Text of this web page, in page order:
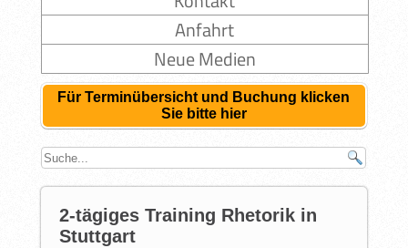
Anfahrt
Neue Medien
Für Terminübersicht und Buchung klicken
Sie bitte hier
2-tägiges Training Rhetorik in
Stuttgart